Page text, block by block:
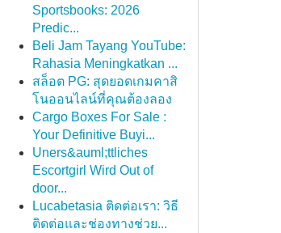
Sportsbooks: 2026
Predic...
Beli Jam Tayang YouTube:
Rahasia Meningkatkan ...
สล็อต PG: สุดยอดเกมคาสิ
โนออนไลน์ที่คุณต้องลอง
Cargo Boxes For Sale :
Your Definitive Buyi...
Uners&auml;ttliches
Escortgirl Wird Out of
door...
Lucabetasia ติดต่อเรา: วิธี
ติดต่อและช่องทางช่วย...